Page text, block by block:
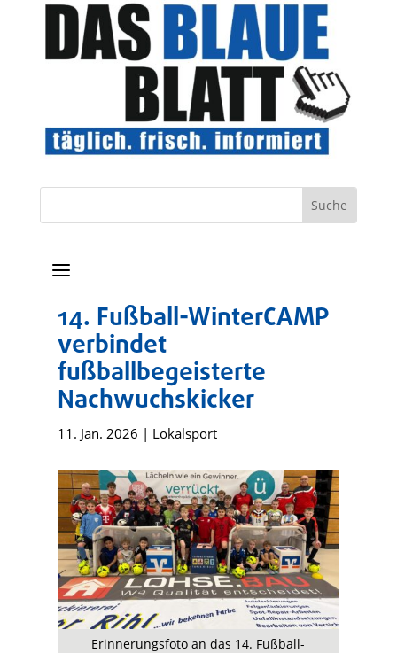
a
14. Fußball-WinterCAMP
verbindet
fußballbegeisterte
Nachwuchskicker
11. Jan. 2026 | Lokalsport
Erinnerungsfoto an das 14. Fußball-